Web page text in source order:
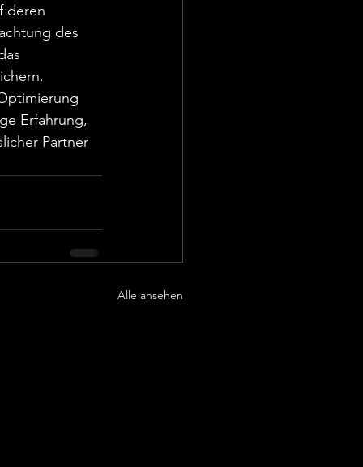
deren
des
Erfahrung,
Partner
Alle ansehen